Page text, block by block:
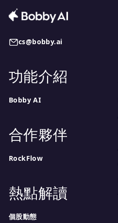
cs@bobby.ai
功能介紹
Bobby AI
合作夥伴
RockFlow
熱點解讀
個股動態